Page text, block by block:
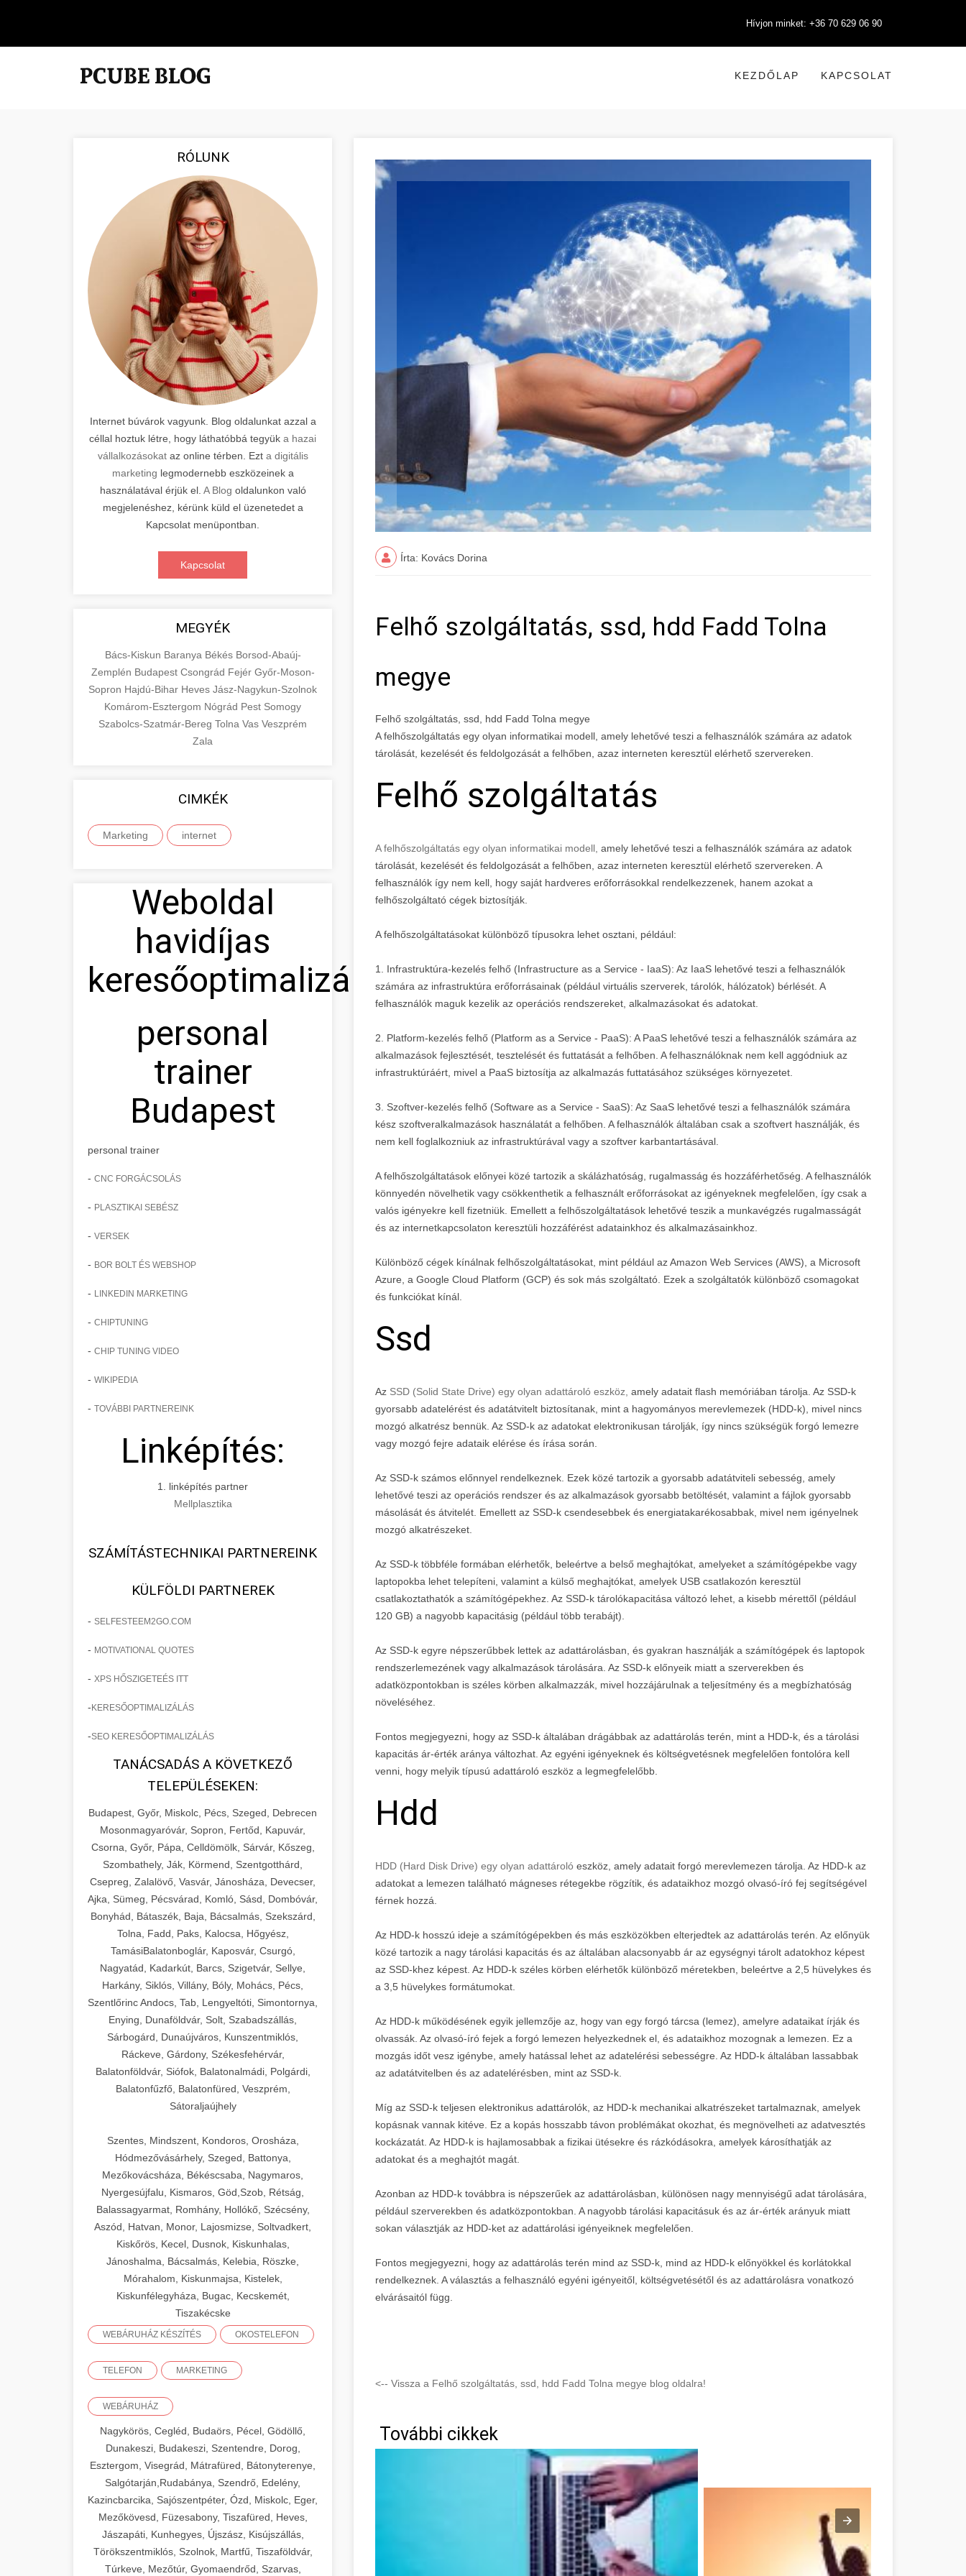
Hívjon minket: +36 70 629 06 90
KEZDŐLAP KAPCSOLAT
RÓLUNK
Internet búvárok vagyunk. Blog oldalunkat azzal a
céllal hoztuk létre, hogy láthatóbbá tegyük a hazai
vállalkozásokataz online térben. Ezt a digitális
marketing legmodernebb eszközeinek a
használatával érjük el. A Blog oldalunkon való
megjelenéshez, kérünk küld el üzenetedet a
Kapcsolat menüpontban.
Kapcsolat
MEGYÉK
Bács-Kiskun Baranya Békés Borsod-Abaúj-
Zemplén Budapest Csongrád Fejér Győr-Moson-
Sopron Hajdú-Bihar Heves Jász-Nagykun-Szolnok
Komárom-Esztergom Nógrád Pest Somogy
Szabolcs-Szatmár-Bereg Tolna Vas Veszprém
Zala
CIMKÉK
Marketing internet
Weboldal
havidíjas
keresőoptimalizálás
personal
trainer
Budapest
personal trainer
- CNC FORGÁCSOLÁS
- PLASZTIKAI SEBÉSZ
- VERSEK
- BOR BOLT ÉS WEBSHOP
- LINKEDIN MARKETING
- CHIPTUNING
- CHIP TUNING VIDEO
- WIKIPEDIA
- TOVÁBBI PARTNEREINK
Linképítés:
1. linképítés partner
Mellplasztika
SZÁMÍTÁSTECHNIKAI PARTNEREINK
KÜLFÖLDI PARTNEREK
- SELFESTEEM2GO.COM
- MOTIVATIONAL QUOTES
- XPS HŐSZIGETEÉS ITT
- KERESŐOPTIMALIZÁLÁS
-SEO KERESŐOPTIMALIZÁLÁS
TANÁCSADÁS A KÖVETKEZŐ
TELEPÜLÉSEKEN:
Budapest, Győr, Miskolc, Pécs, Szeged, Debrecen
Mosonmagyaróvár, Sopron, Fertőd, Kapuvár,
Csorna, Győr, Pápa, Celldömölk, Sárvár, Kőszeg,
Szombathely, Ják, Körmend, Szentgotthárd,
Csepreg, Zalalövő, Vasvár, Jánosháza, Devecser,
Ajka, Sümeg, Pécsvárad, Komló, Sásd, Dombóvár,
Bonyhád, Bátaszék, Baja, Bácsalmás, Szekszárd,
Tolna, Fadd, Paks, Kalocsa, Hőgyész,
TamásiBalatonboglár, Kaposvár, Csurgó,
Nagyatád, Kadarkút, Barcs, Szigetvár, Sellye,
Harkány, Siklós, Villány, Bóly, Mohács, Pécs,
Szentlőrinc Andocs, Tab, Lengyeltóti, Simontornya,
Enying, Dunaföldvár, Solt, Szabadszállás,
Sárbogárd, Dunaújváros, Kunszentmiklós,
Ráckeve, Gárdony, Székesfehérvár,
Balatonföldvár, Siófok, Balatonalmádi, Polgárdi,
Balatonfűzfő, Balatonfüred, Veszprém,
Sátoraljaújhely
Szentes, Mindszent, Kondoros, Orosháza,
Hódmezővásárhely, Szeged, Battonya,
Mezőkovácsháza, Békéscsaba, Nagymaros,
Nyergesújfalu, Kismaros, Göd,Szob, Rétság,
Balassagyarmat, Romhány, Hollókő, Szécsény,
Aszód, Hatvan, Monor, Lajosmizse, Soltvadkert,
Kiskőrös, Kecel, Dusnok, Kiskunhalas,
Jánoshalma, Bácsalmás, Kelebia, Röszke,
Mórahalom, Kiskunmajsa, Kistelek,
Kiskunfélegyháza, Bugac, Kecskemét,
Tiszakécske
WEBÁRUHÁZ KÉSZÍTÉS OKOSTELEFON
TELEFON MARKETING
WEBÁRUHÁZ
Nagykörös, Cegléd, Budaörs, Pécel, Gödöllő,
Dunakeszi, Budakeszi, Szentendre, Dorog,
Esztergom, Visegrád, Mátrafüred, Bátonyterenye,
Salgótarján,Rudabánya, Szendrő, Edelény,
Kazincbarcika, Sajószentpéter, Ózd, Miskolc, Eger,
Mezőkövesd, Füzesabony, Tiszafüred, Heves,
Jászapáti, Kunhegyes, Újszász, Kisújszállás,
Törökszentmiklós, Szolnok, Martfű, Tiszaföldvár,
Túrkeve, Mezőtúr, Gyomaendrőd, Szarvas,
Írta: Kovács Dorina
Felhő szolgáltatás, ssd, hdd Fadd Tolna
megye
Felhő szolgáltatás, ssd, hdd Fadd Tolna megye
A felhőszolgáltatás egy olyan informatikai modell, amely lehetővé teszi a felhasználók számára az adatok
tárolását, kezelését és feldolgozását a felhőben, azaz interneten keresztül elérhető szervereken.
Felhő szolgáltatás
A felhőszolgáltatás egy olyan informatikai modell, amely lehetővé teszi a felhasználók számára az adatok
tárolását, kezelését és feldolgozását a felhőben, azaz interneten keresztül elérhető szervereken. A
felhasználók így nem kell, hogy saját hardveres erőforrásokkal rendelkezzenek, hanem azokat a
felhőszolgáltató cégek biztosítják.
A felhőszolgáltatásokat különböző típusokra lehet osztani, például:
1. Infrastruktúra-kezelés felhő (Infrastructure as a Service - IaaS): Az IaaS lehetővé teszi a felhasználók
számára az infrastruktúra erőforrásainak (például virtuális szerverek, tárolók, hálózatok) bérlését. A
felhasználók maguk kezelik az operációs rendszereket, alkalmazásokat és adatokat.
2. Platform-kezelés felhő (Platform as a Service - PaaS): A PaaS lehetővé teszi a felhasználók számára az
alkalmazások fejlesztését, tesztelését és futtatását a felhőben. A felhasználóknak nem kell aggódniuk az
infrastruktúráért, mivel a PaaS biztosítja az alkalmazás futtatásához szükséges környezetet.
3. Szoftver-kezelés felhő (Software as a Service - SaaS): Az SaaS lehetővé teszi a felhasználók számára
kész szoftveralkalmazások használatát a felhőben. A felhasználók általában csak a szoftvert használják, és
nem kell foglalkozniuk az infrastruktúrával vagy a szoftver karbantartásával.
A felhőszolgáltatások előnyei közé tartozik a skálázhatóság, rugalmasság és hozzáférhetőség. A felhasználók
könnyedén növelhetik vagy csökkenthetik a felhasznált erőforrásokat az igényeknek megfelelően, így csak a
valós igényekre kell fizetniük. Emellett a felhőszolgáltatások lehetővé teszik a munkavégzés rugalmasságát
és az internetkapcsolaton keresztüli hozzáférést adatainkhoz és alkalmazásainkhoz.
Különböző cégek kínálnak felhőszolgáltatásokat, mint például az Amazon Web Services (AWS), a Microsoft
Azure, a Google Cloud Platform (GCP) és sok más szolgáltató. Ezek a szolgáltatók különböző csomagokat
és funkciókat kínál.
Ssd
Az SSD (Solid State Drive) egy olyan adattároló eszköz, amely adatait flash memóriában tárolja. Az SSD-k
gyorsabb adatelérést és adatátvitelt biztosítanak, mint a hagyományos merevlemezek (HDD-k), mivel nincs
mozgó alkatrész bennük. Az SSD-k az adatokat elektronikusan tárolják, így nincs szükségük forgó lemezre
vagy mozgó fejre adataik elérése és írása során.
Az SSD-k számos előnnyel rendelkeznek. Ezek közé tartozik a gyorsabb adatátviteli sebesség, amely
lehetővé teszi az operációs rendszer és az alkalmazások gyorsabb betöltését, valamint a fájlok gyorsabb
másolását és átvitelét. Emellett az SSD-k csendesebbek és energiatakarékosabbak, mivel nem igényelnek
mozgó alkatrészeket.
Az SSD-k többféle formában elérhetők, beleértve a belső meghajtókat, amelyeket a számítógépekbe vagy
laptopokba lehet telepíteni, valamint a külső meghajtókat, amelyek USB csatlakozón keresztül
csatlakoztathatók a számítógépekhez. Az SSD-k tárolókapacitása változó lehet, a kisebb mérettől (például
120 GB) a nagyobb kapacitásig (például több terabájt).
Az SSD-k egyre népszerűbbek lettek az adattárolásban, és gyakran használják a számítógépek és laptopok
rendszerlemezének vagy alkalmazások tárolására. Az SSD-k előnyeik miatt a szerverekben és
adatközpontokban is széles körben alkalmazzák, mivel hozzájárulnak a teljesítmény és a megbízhatóság
növeléséhez.
Fontos megjegyezni, hogy az SSD-k általában drágábbak az adattárolás terén, mint a HDD-k, és a tárolási
kapacitás ár-érték aránya változhat. Az egyéni igényeknek és költségvetésnek megfelelően fontolóra kell
venni, hogy melyik típusú adattároló eszköz a legmegfelelőbb.
Hdd
HDD (Hard Disk Drive) egy olyan adattároló eszköz, amely adatait forgó merevlemezen tárolja. Az HDD-k az
adatokat a lemezen található mágneses rétegekbe rögzítik, és adataikhoz mozgó olvasó-író fej segítségével
férnek hozzá.
Az HDD-k hosszú ideje a számítógépekben és más eszközökben elterjedtek az adattárolás terén. Az előnyük
közé tartozik a nagy tárolási kapacitás és az általában alacsonyabb ár az egységnyi tárolt adatokhoz képest
az SSD-khez képest. Az HDD-k széles körben elérhetők különböző méretekben, beleértve a 2,5 hüvelykes és
a 3,5 hüvelykes formátumokat.
Az HDD-k működésének egyik jellemzője az, hogy van egy forgó tárcsa (lemez), amelyre adataikat írják és
olvassák. Az olvasó-író fejek a forgó lemezen helyezkednek el, és adataikhoz mozognak a lemezen. Ez a
mozgás időt vesz igénybe, amely hatással lehet az adatelérési sebességre. Az HDD-k általában lassabbak
az adatátvitelben és az adatelérésben, mint az SSD-k.
Míg az SSD-k teljesen elektronikus adattárolók, az HDD-k mechanikai alkatrészeket tartalmaznak, amelyek
kopásnak vannak kitéve. Ez a kopás hosszabb távon problémákat okozhat, és megnövelheti az adatvesztés
kockázatát. Az HDD-k is hajlamosabbak a fizikai ütésekre és rázkódásokra, amelyek károsíthatják az
adatokat és a meghajtót magát.
Azonban az HDD-k továbbra is népszerűek az adattárolásban, különösen nagy mennyiségű adat tárolására,
például szerverekben és adatközpontokban. A nagyobb tárolási kapacitásuk és az ár-érték arányuk miatt
sokan választják az HDD-ket az adattárolási igényeiknek megfelelően.
Fontos megjegyezni, hogy az adattárolás terén mind az SSD-k, mind az HDD-k előnyökkel és korlátokkal
rendelkeznek. A választás a felhasználó egyéni igényeitől, költségvetésétől és az adattárolásra vonatkozó
elvárásaitól függ.
<-- Vissza a Felhő szolgáltatás, ssd, hdd Fadd Tolna megye blog oldalra!
További cikkek